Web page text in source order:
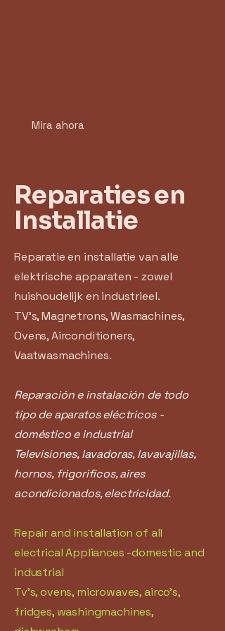
Mira ahora
Reparaties en
Installatie
​Reparatie en installatie van alle
elektrische apparaten - zowel
huishoudelijk en industrieel.
TV's, Magnetrons, Wasmachines,
Ovens, Airconditioners,
Vaatwasmachines.
Reparación e instalación de todo
tipo de aparatos eléctricos -
doméstico e industrial
Televisiones, lavadoras, lavavajillas,
hornos, frigorificos, aires
acondicionados, electricidad.
Repair and installation of all
electrical Appliances -domestic and
industrial
Tv's, ovens, microwaves, airco's,
fridges, washingmachines,